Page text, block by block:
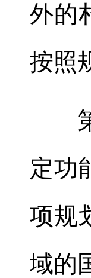
外的
按照
第
定功
项规
域的